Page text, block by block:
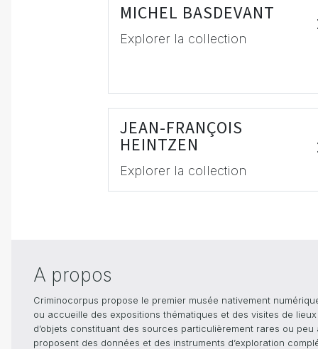
MICHEL BASDEVANT
Explorer la collection
JEAN-FRANÇOIS
HEINTZEN
Explorer la collection
A propos
Criminocorpus propose le premier musée nativement
ou accueille des expositions thématiques et des visites de
d’objets constituant des sources particulièrement rares ou
proposent des données et des instruments d’exploration